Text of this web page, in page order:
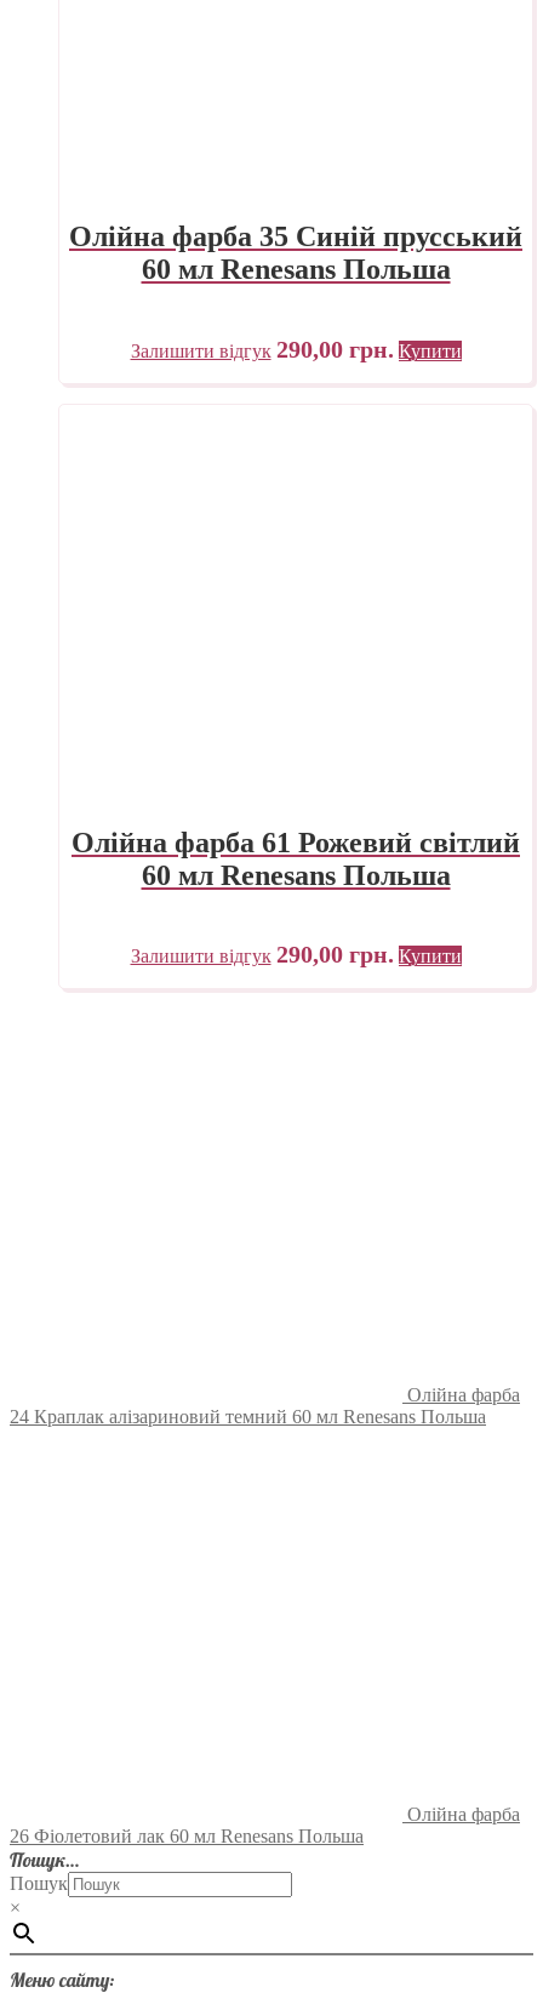
Олійна фарба 35 Синій прусський
60 мл Renesans Польша
Залишити відгук 290,00 грн. Купити
Олійна фарба 61 Рожевий світлий
60 мл Renesans Польша
Залишити відгук 290,00 грн. Купити
Олійна фарба
24 Краплак алізариновий темний 60 мл Renesans Польша
Олійна фарба
26 Фіолетовий лак 60 мл Renesans Польша
Пошук…
Пошук
×
Меню сайту: